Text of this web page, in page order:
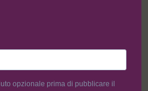
opzionale prima di pubblicare il